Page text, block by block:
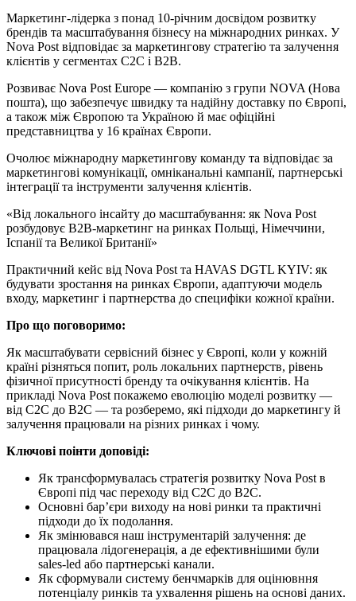
Маркетинг-лідерка з понад 10-річним досвідом розвитку
брендів та масштабування бізнесу на міжнародних ринках. У
Nova Post відповідає за маркетингову стратегію та залучення
клієнтів у сегментах C2C і B2B.
Розвиває Nova Post Europe — компанію з групи NOVA (Нова
пошта), що забезпечує швидку та надійну доставку по Європі,
а також між Європою та Україною й має офіційні
представництва у 16 країнах Європи.
Очолює міжнародну маркетингову команду та відповідає за
маркетингові комунікації, омніканальні кампанії, партнерські
інтеграції та інструменти залучення клієнтів.
«Від локального інсайту до масштабування: як Nova Post
розбудовує B2B-маркетинг на ринках Польщі, Німеччини,
Іспанії та Великої Британії»
Практичний кейс від Nova Post та HAVAS DGTL KYIV: як
будувати зростання на ринках Європи, адаптуючи модель
входу, маркетинг і партнерства до специфіки кожної країни.
Про що поговоримо:
Як масштабувати сервісний бізнес у Європі, коли у кожній
країні різняться попит, роль локальних партнерств, рівень
фізичної присутності бренду та очікування клієнтів. На
прикладі Nova Post покажемо еволюцію моделі розвитку —
від C2C до B2C — та розберемо, які підходи до маркетингу й
залучення працювали на різних ринках і чому.
Ключові поінти доповіді:
Як трансформувалась стратегія розвитку Nova Post в
Європі під час переходу від C2C до B2C.
Основні бар’єри виходу на нові ринки та практичні
підходи до їх подолання.
Як змінювався наш інструментарій залучення: де
працювала лідогенерація, а де ефективнішими були
sales-led або партнерські канали.
Як сформували систему бенчмарків для оцінювння
потенціалу ринків та ухвалення рішень на основі даних.